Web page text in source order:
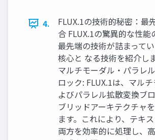
4.
FLUX.1の技術的秘密：最
合 FLUX.1の驚異的な性能
最先端の技術が詰まって
核心と なる技術を紹介し
マルチモーダル・パラレ
ロック: FLUX.1は、マル
よびパラレル拡散変換ブ
ブリッドアーキテクチャ
ます。これにより、テキ
両方を効率的に処理し、